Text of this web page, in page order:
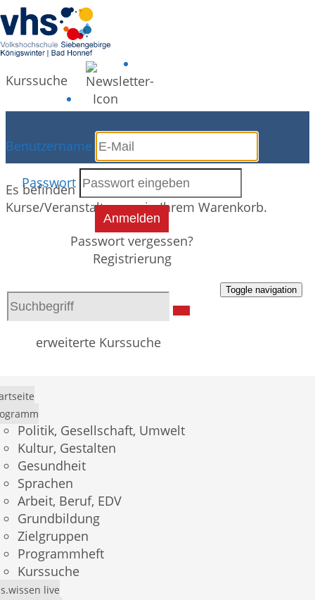
Kurssuche
Benutzername
Passwort
Anmelden
Passwort vergessen?
Registrierung
erweiterte Kurssuche
Toggle navigation
Politik, Gesellschaft, Umwelt
Kultur, Gestalten
Gesundheit
Sprachen
Arbeit, Beruf, EDV
Grundbildung
Zielgruppen
Programmheft
Kurssuche
live
Warenkorb
Es befinden sich derzeit keine
Kurse/Veranstaltungen in Ihrem Warenkorb.
Demo-Login